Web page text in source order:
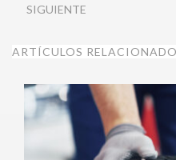
SIGUIENTE
ARTÍCULOS